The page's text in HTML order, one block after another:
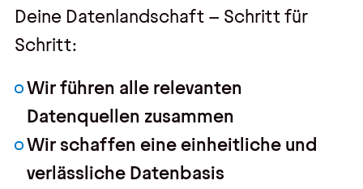
Deine Datenlandschaft – Schritt für
Schritt:
Wir führen alle relevanten
Datenquellen zusammen
Wir schaffen eine einheitliche und
verlässliche Datenbasis